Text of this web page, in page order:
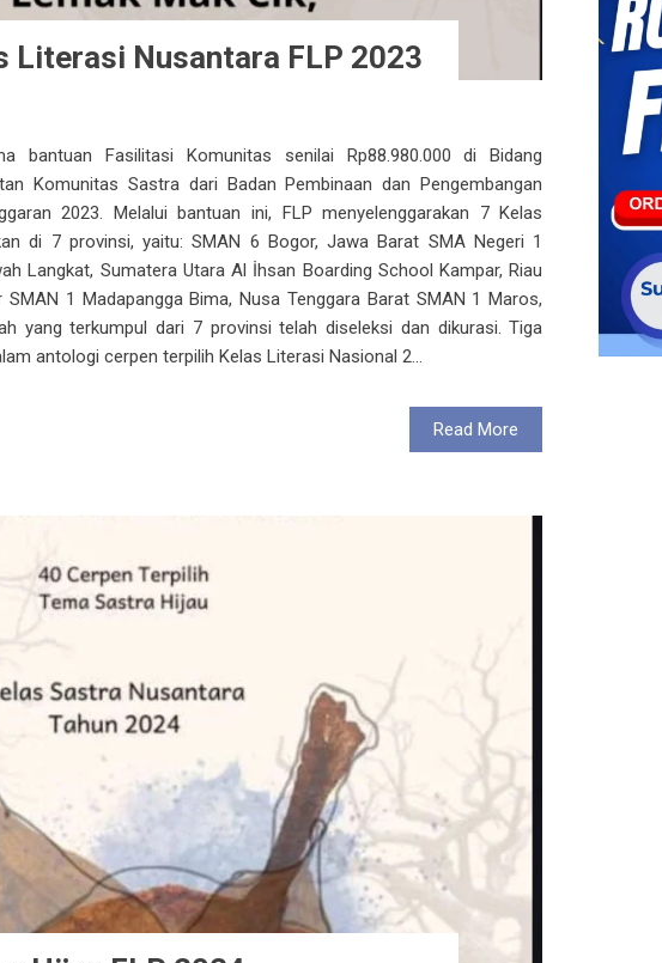
Literasi Nusantara FLP 2023
bantuan Fasilitasi Komunitas senilai Rp88.980.000 di Bidang
Komunitas Sastra dari Badan Pembinaan dan Pengembangan
2023. Melalui bantuan ini, FLP menyelenggarakan 7 Kelas
di 7 provinsi, yaitu: SMAN 6 Bogor, Jawa Barat SMA Negeri 1
Langkat, Sumatera Utara Al İhsan Boarding School Kampar, Riau
1 Madapangga Bima, Nusa Tenggara Barat SMAN 1 Maros,
yang terkumpul dari 7 provinsi telah diseleksi dan dikurasi. Tiga
antologi cerpen terpilih Kelas Literasi Nasional 2...
Read More